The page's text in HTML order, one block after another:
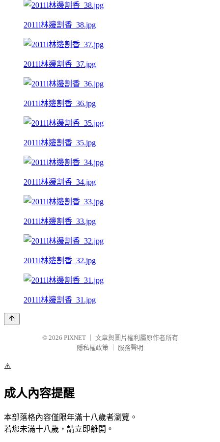
2011l林邊割香_38.jpg
2011l林邊割香_37.jpg
2011l林邊割香_36.jpg
2011l林邊割香_35.jpg
2011l林邊割香_34.jpg
2011l林邊割香_33.jpg
2011l林邊割香_32.jpg
2011l林邊割香_31.jpg
© 2026 PIXNET
文章與圖片權利屬原作者所有
隱私權政策
服務聲明
⚠️
成人內容提醒
本部落格內容僅限年滿十八歲者瀏覽。
若您未滿十八歲，請立即離開。